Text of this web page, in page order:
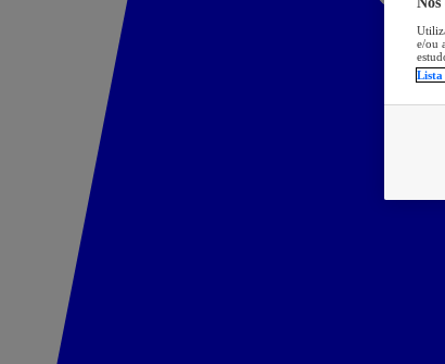
e/ou
Lista